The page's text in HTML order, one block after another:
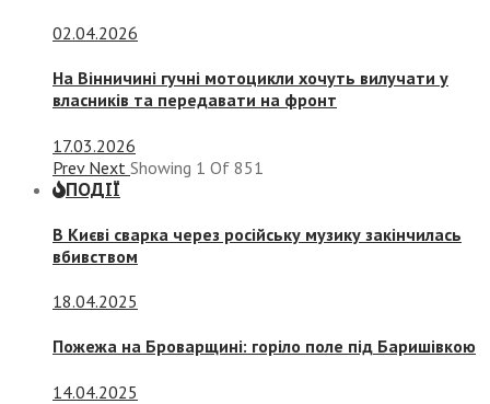
02.04.2026
На Вінничині гучні мотоцикли хочуть вилучати у
власників та передавати на фронт
17.03.2026
Prev Next Showing 1 Of 851
ПОДІЇ
В Києві сварка через російську музику закінчилась
вбивством
18.04.2025
Пожежа на Броварщині: горіло поле під Баришівкою
14.04.2025